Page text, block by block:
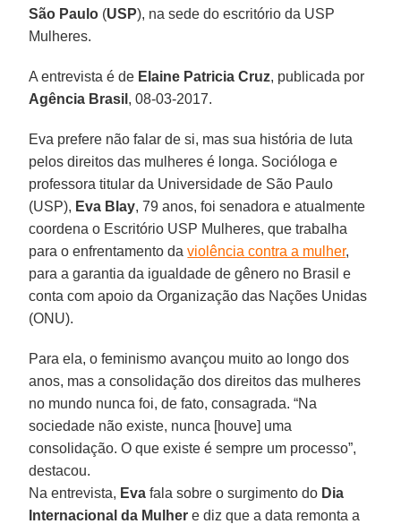
São Paulo (USP), na sede do escritório da USP
Mulheres.
A entrevista é de Elaine Patricia Cruz, publicada por
Agência Brasil , 08-03-2017.
Eva prefere não falar de si, mas sua história de luta
pelos direitos das mulheres é longa. Socióloga e
professora titular da Universidade de São Paulo
(USP), Eva Blay, 79 anos, foi senadora e atualmente
coordena o Escritório USP Mulheres, que trabalha
para o enfrentamento daviolência contra a mulher,
para a garantia da igualdade de gênero no Brasil e
conta com apoio da Organização das Nações Unidas
(ONU).
Para ela, o feminismo avançou muito ao longo dos
anos, mas a consolidação dos direitos das mulheres
no mundo nunca foi, de fato, consagrada. “Na
sociedade não existe, nunca [houve] uma
consolidação. O que existe é sempre um processo”,
destacou.
Na entrevista, Eva fala sobre o surgimento do Dia
Internacional da Mulher e diz que a data remonta a